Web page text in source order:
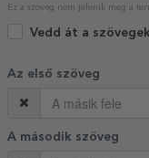
Ez a szöveg nem jelenik meg a
Vedd át a
Az első szöveg
A második szöveg